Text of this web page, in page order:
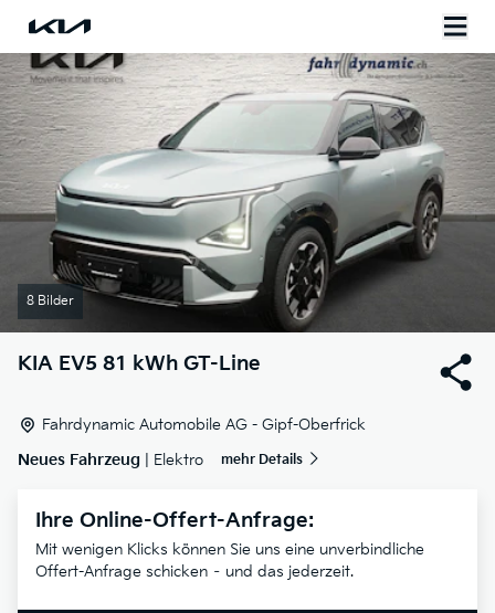
8 Bilder
KIA EV5 81 kWh GT-Line
Fahrdynamic Automobile AG - Gipf-Oberfrick
Neues Fahrzeug | Elektro mehr Details
Ihre Online-Offert-Anfrage:
Mit wenigen Klicks können Sie uns eine unverbindliche
Offert-Anfrage schicken – und das jederzeit.